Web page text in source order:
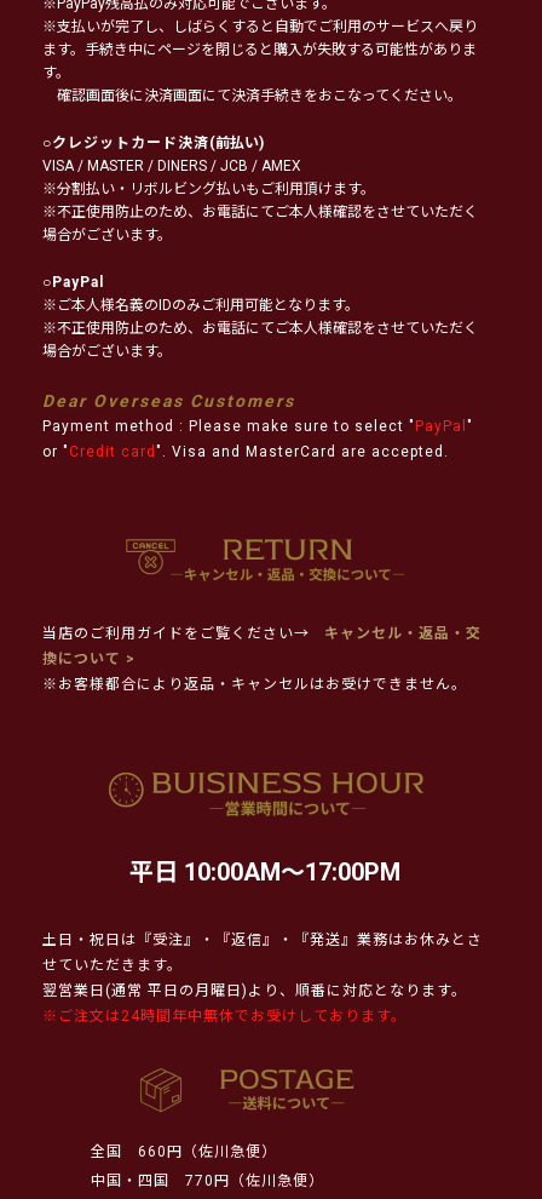
※支払いが完了し、しばらくすると自動でご利用のサービスへ戻り
ます。手続き中にページを閉じると購入が失敗する可能性がありま
す。
確認画面後に決済画面にて決済手続きをおこなってください。
○クレジットカード決済(前払い)
VISA / MASTER / DINERS / JCB / AMEX
※分割払い・リボルビング払いもご利用頂けます。
※不正使用防止のため、お電話にてご本人様確認をさせていただく
場合がございます。
○PayPal
※ご本人様名義のIDのみご利用可能となります。
※不正使用防止のため、お電話にてご本人様確認をさせていただく
場合がございます。
Dear Overseas Customers
Payment method : Please make sure to select " PayPal "
or " Credit card ". Visa and MasterCard are accepted.
当店のご利用ガイドをご覧ください→
キャンセル・返品・交
換について >
※お客様都合により返品・キャンセルはお受けできません。
平日 10:00AM～17:00PM
土日・祝日は『受注』・『返信』・『発送』業務はお休みとさ
せていただきます。
翌営業日(通常 平日の月曜日)より、順番に対応となります。
※ご注文は24時間年中無休でお受けしております。
全国
660円（佐川急便）
中国・四国
770円（佐川急便）